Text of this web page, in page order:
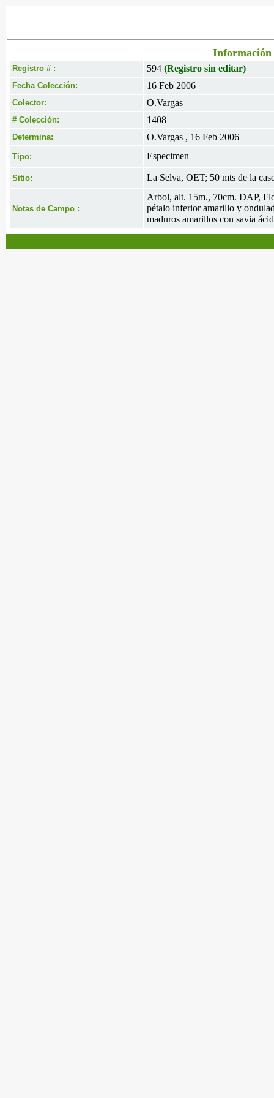
Información
Registro # : 594 (Registro sin editar)
Fecha Colección: 16 Feb 2006
Colector: O.Vargas
# Colección: 1408
Determina: O.Vargas , 16 Feb 2006
Tipo: Especimen
Sitio: La Selva, OET; 50 mts de la
Notas de Campo :
Arbol, alt. 15m., 70cm. DAP,
pétalo inferior amarillo y
maduros amarillos con savia